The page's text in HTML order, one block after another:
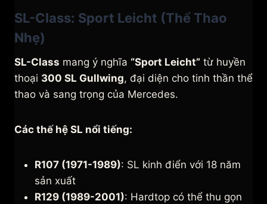
SL-Class: Sport Leicht (Thể Thao
Nhẹ)
SL-Class mang ý nghĩa “Sport Leicht” từ huyền
thoại 300 SL Gullwing, đại diện cho tinh thần thể
thao và sang trọng của Mercedes.
Các thế hệ SL nổi tiếng:
R107 (1971-1989): SL kinh điển với 18 năm
sản xuất
R129 (1989-2001): Hardtop có thể thu gọn